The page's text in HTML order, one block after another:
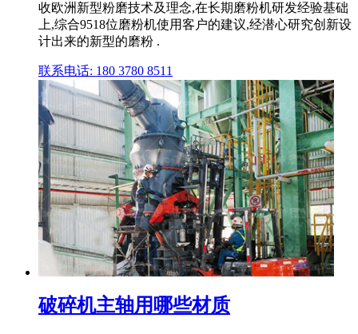
收欧洲新型粉磨技术及理念,在长期磨粉机研发经验基础
上,综合9518位磨粉机使用客户的建议,经潜心研究创新设
计出来的新型的磨粉 .
联系电话: 180 3780 8511
破碎机主轴用哪些材质